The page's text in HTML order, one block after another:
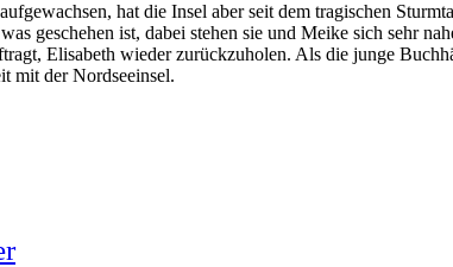
hat die Insel aber seit dem tragischen
geschehen ist, dabei stehen sie und Meike sich sehr
Elisabeth wieder zurückzuholen. Als die junge
mit der Nordseeinsel.